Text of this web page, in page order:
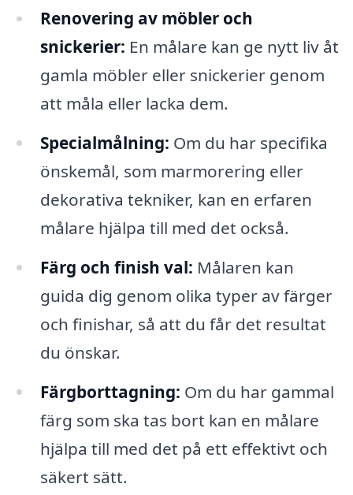
Renovering av möbler och
snickerier: En målare kan ge nytt liv åt
gamla möbler eller snickerier genom
att måla eller lacka dem.
Specialmålning: Om du har specifika
önskemål, som marmorering eller
dekorativa tekniker, kan en erfaren
målare hjälpa till med det också.
Färg och finish val: Målaren kan
guida dig genom olika typer av färger
och finishar, så att du får det resultat
du önskar.
Färgborttagning: Om du har gammal
färg som ska tas bort kan en målare
hjälpa till med det på ett effektivt och
säkert sätt.